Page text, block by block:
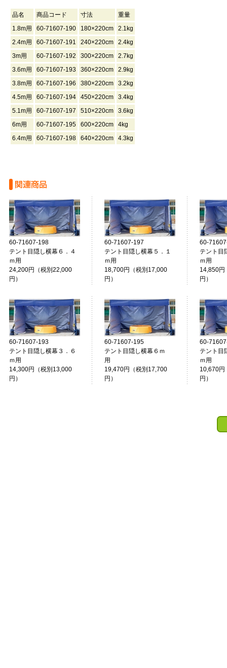
品名 商品コード 寸法
重量
1.8m用
60-71607-190 180×220cm
2.1kg
2.4m用
60-71607-191 240×220cm
2.4kg
3m用
60-71607-192 300×220cm
2.7kg
3.6m用
60-71607-193 360×220cm
2.9kg
3.8m用
60-71607-196 380×220cm
3.2kg
4.5m用
60-71607-194 450×220cm
3.4kg
5.1m用
60-71607-197 510×220cm
3.6kg
6m用
60-71607-195 600×220cm
4kg
6.4m用
60-71607-198 640×220cm 4.3kg
60-71607-198
テント目隠し横幕６．４
ｍ用
24,200円（税別22,000
円）
60-71607-197
テント目隠し横幕５．１
ｍ用
18,700円（税別17,000
円）
60-
テント目
ｍ用
14,850円
円）
60-71607-193
テント目隠し横幕３．６
ｍ用
14,300円（税別13,000
円）
60-71607-195
テント目隠し横幕６ｍ
用
19,470円（税別17,700
円）
60-
テント目
ｍ用
10,670円
円）